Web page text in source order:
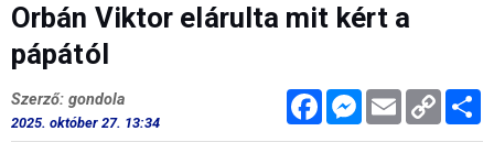
Orbán Viktor elárulta mit kért a
pápától
FacebookMessenger
Email Copy
Link
Szerző: gondola
2025. október 27. 13:34